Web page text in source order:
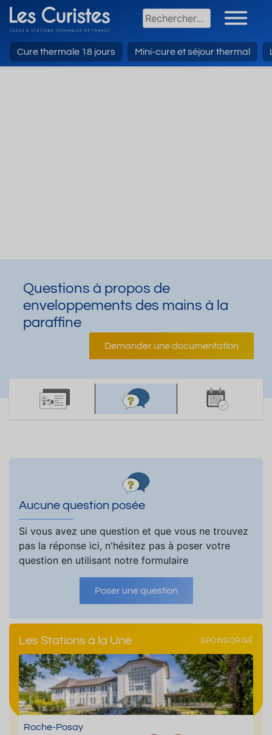
Cure thermale 18 jours Mini-cure et séjour thermal
Questions à propos de
enveloppements des mains à la
paraffine
Demander une documentation
Aucune question posée
Si vous avez une question et que vous ne trouvez
pas la réponse ici, n'hésitez pas à poser votre
question en utilisant notre formulaire
Poser une question
Les Stations à la Une SPONSORISÉ
Roche-Posay